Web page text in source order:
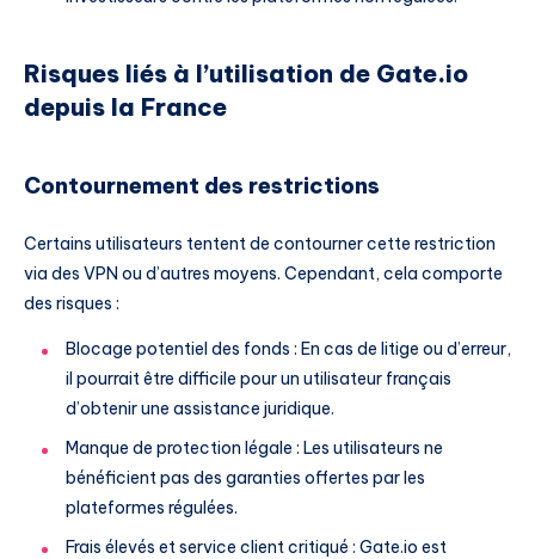
Risques liés à l’utilisation de Gate.io
depuis la France
Contournement des restrictions
Certains utilisateurs tentent de contourner cette restriction
via des VPN ou d’autres moyens. Cependant, cela comporte
des risques :
Blocage potentiel des fonds : En cas de litige ou d’erreur,
il pourrait être difficile pour un utilisateur français
d’obtenir une assistance juridique.
Manque de protection légale : Les utilisateurs ne
bénéficient pas des garanties offertes par les
plateformes régulées.
Frais élevés et service client critiqué : Gate.io est